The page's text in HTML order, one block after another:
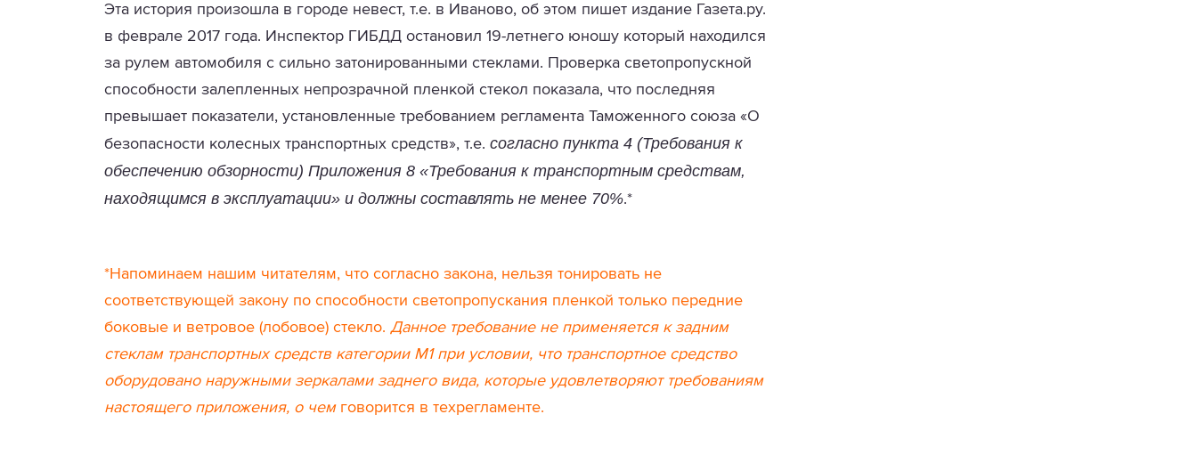
Эта история произошла в городе невест, т.е. в Иваново, об этом пишет издание Газета.ру.
в феврале 2017 года. Инспектор ГИБДД остановил 19-летнего юношу который находился
за рулем автомобиля с сильно затонированными стеклами. Проверка светопропускной
способности залепленных непрозрачной пленкой стекол показала, что последняя
превышает показатели, установленные требованием регламента Таможенного союза «О
безопасности колесных транспортных средств», т.е. согласно пункта 4 (Требования к
обеспечению обзорности) Приложения 8 «Требования к транспортным средствам,
находящимся в эксплуатации» и должны составлять не менее 70%.*
*Напоминаем нашим читателям, что согласно закона, нельзя тонировать не
соответствующей закону по способности светопропускания пленкой только передние
боковые и ветровое (лобовое) стекло. Данное требование не применяется к задним
стеклам транспортных средств категории M1 при условии, что транспортное средство
оборудовано наружными зеркалами заднего вида, которые удовлетворяют требованиям
настоящего приложения, о чем говорится в техрегламенте.